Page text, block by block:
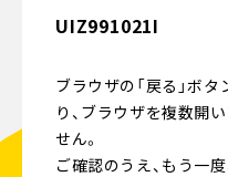
UIZ991021I
ブラウザの「戻る」ボ
り、ブラウザを複数開
せん。
ご確認のうえ、もう一